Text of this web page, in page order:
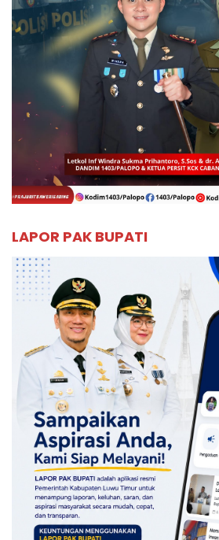
LAPOR PAK BUPATI